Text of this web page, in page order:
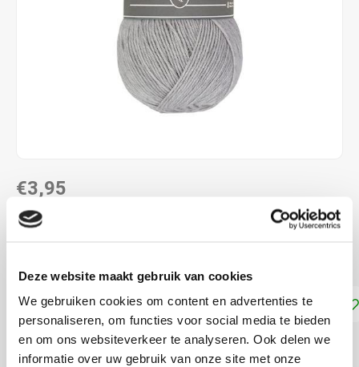
Deze website maakt gebruik van cookies
We gebruiken cookies om content en advertenties te
personaliseren, om functies voor social media te bieden
en om ons websiteverkeer te analyseren. Ook delen we
informatie over uw gebruik van onze site met onze
€3,95
DIRECT LEVERBAAR
Toevoegen aan winkelwagen
DELEN: